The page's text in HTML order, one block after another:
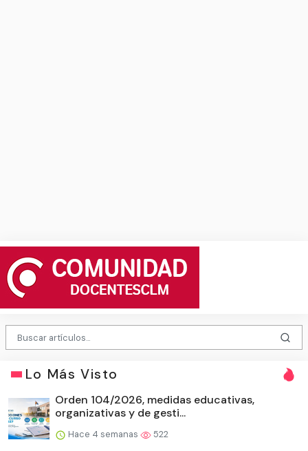
Lo Más Visto
Orden 104/2026, medidas educativas,
organizativas y de gesti...
Hace 4 semanas 522